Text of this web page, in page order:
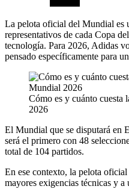
La pelota oficial del Mundial es
representativos de cada Copa
tecnología. Para 2026, Adidas
pensado específicamente para
Cómo es y cuánto
2026
El Mundial que se disputará en
será el primero con 48
total de 104 partidos.
En ese contexto, la pelota
mayores exigencias técnicas y